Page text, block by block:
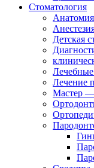
Стоматология
Детская
Лечение
Мастер